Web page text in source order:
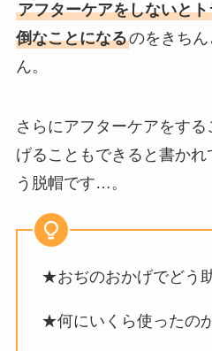
アフターケアをしないと
倒なことになるのをきち
ん。
さらにアフターケアをす
げることもできると書か
う脱帽です…。
★おぢのおかげでどう
★何にいくら使ったの